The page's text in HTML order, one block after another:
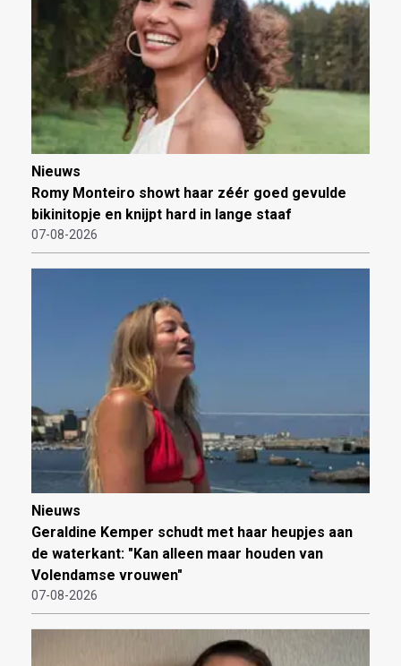
Nieuws
Romy Monteiro showt haar zéér goed gevulde
bikinitopje en knijpt hard in lange staaf
07-08-2026
Nieuws
Geraldine Kemper schudt met haar heupjes aan
de waterkant: "Kan alleen maar houden van
Volendamse vrouwen"
07-08-2026